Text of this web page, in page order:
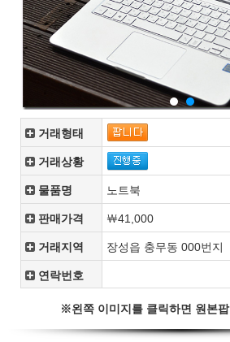
거래형태
거래상황
물품명 노트북
판매가격 ￦41,000
거래지역 장성읍 충무동 000번지
연락번호
※왼쪽 이미지를 클릭하면 원본